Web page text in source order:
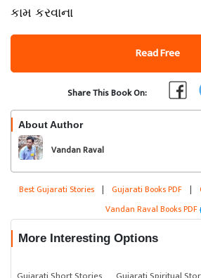
કામ કરવાના
Read Free
Share This Book On:
About Author
Vandan Raval
Best Gujarati Stories | Gujarati Books PDF |
Vandan Raval Books PDF
More Interesting Options